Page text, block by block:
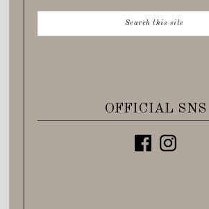
OFFICIAL SNS